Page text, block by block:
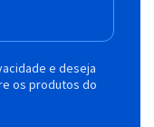
e deseja
os produtos do